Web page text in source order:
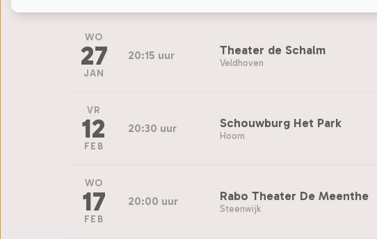
WO
27
JAN
20:15 uur Theater de Schalm
Veldhoven
VR
12
FEB
20:30 uur Schouwburg Het Park
Hoorn
WO
17
FEB
20:00 uur Rabo Theater De Meenthe
Steenwijk